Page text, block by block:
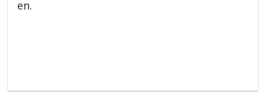
en.